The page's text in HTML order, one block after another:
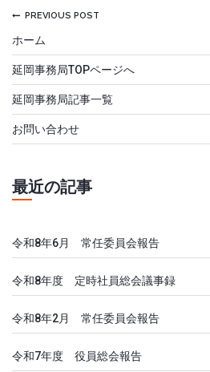
PREVIOUS POST
ホーム
延岡事務局TOPページへ
延岡事務局記事一覧
お問い合わせ
最近の記事
令和8年6月 常任委員会報告
令和8年度 定時社員総会議事録
令和8年2月 常任委員会報告
令和7年度 役員総会報告